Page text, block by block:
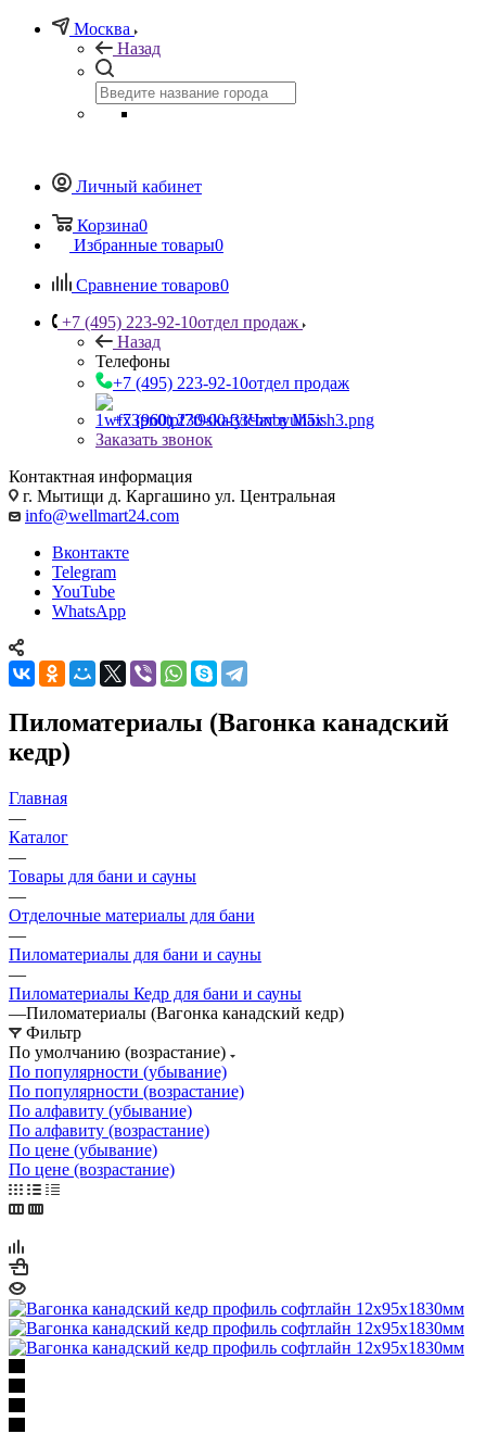
Москва
Назад
Личный кабинет
Корзина0
Избранные товары0
Сравнение товаров0
+7 (495) 223-92-10отдел продаж
Назад
Телефоны
+7 (495) 223-92-10отдел продаж
+7 (960) 230-00-33Чат в Max
Заказать звонок
Контактная информация
г. Мытищи д. Каргашино ул. Центральная
info@wellmart24.com
Вконтакте
Telegram
YouTube
WhatsApp
Пиломатериалы (Вагонка канадский
кедр)
Главная
—
Каталог
—
Товары для бани и сауны
—
Отделочные материалы для бани
—
Пиломатериалы для бани и сауны
—
Пиломатериалы Кедр для бани и сауны
—Пиломатериалы (Вагонка канадский кедр)
Фильтр
По умолчанию (возрастание)
По популярности (убывание)
По популярности (возрастание)
По алфавиту (убывание)
По алфавиту (возрастание)
По цене (убывание)
По цене (возрастание)